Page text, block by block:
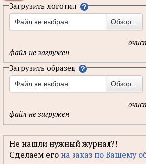
Загрузить логотип
Файл не выбран Обзор...
файл не загружен
Загрузить образец
Файл не выбран Обзор...
файл не загружен
Не нашли нужный журнал?!
Cделаем его на заказ по Вашему